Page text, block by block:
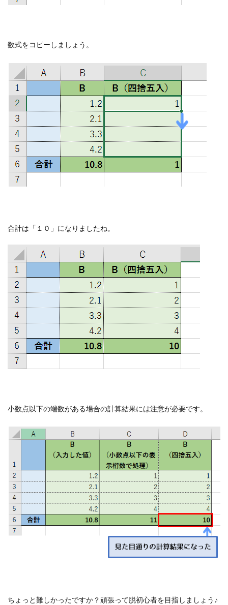
数式をコピーしましょう。
合計は「１０」になりましたね。
小数点以下の端数がある場合の計算結果には注意が必要です。
ちょっと難しかったですか？頑張って脱初心者を目指しましょう♪